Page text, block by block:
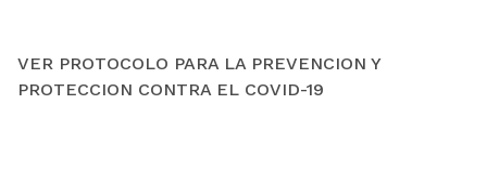
VER PROTOCOLO PARA LA PREVENCION Y
PROTECCION CONTRA EL COVID-19